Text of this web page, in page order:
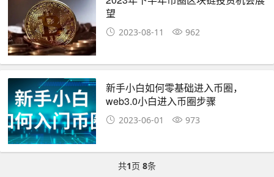
望
2023-08-11 962
新手小白如何零基础进入币圈，
web3.0小白进入币圈步骤
2023-06-01 973
共1页 8条